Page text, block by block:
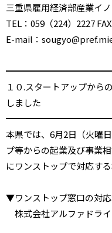
三重県雇用経済部産業イ
TEL：059（224）2227
E-mail：
１０.スタートアップから
しました
本県では、6月2日（火曜
プ等からの起業及び事業
にワンストップで対応す
▼ワンストップ窓口の対
株式会社アルファドラ